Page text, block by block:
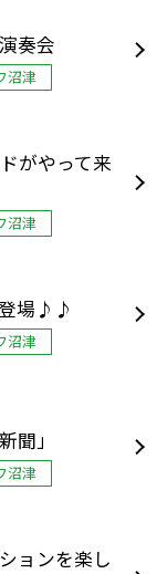
奏会
沼津
がやって来
沼津
登場♪♪
沼津
聞」
沼津
ョンを楽し